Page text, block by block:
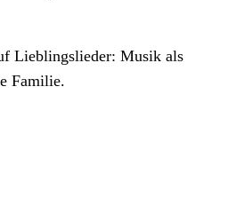
Lieblingslieder: Musik als
Familie.